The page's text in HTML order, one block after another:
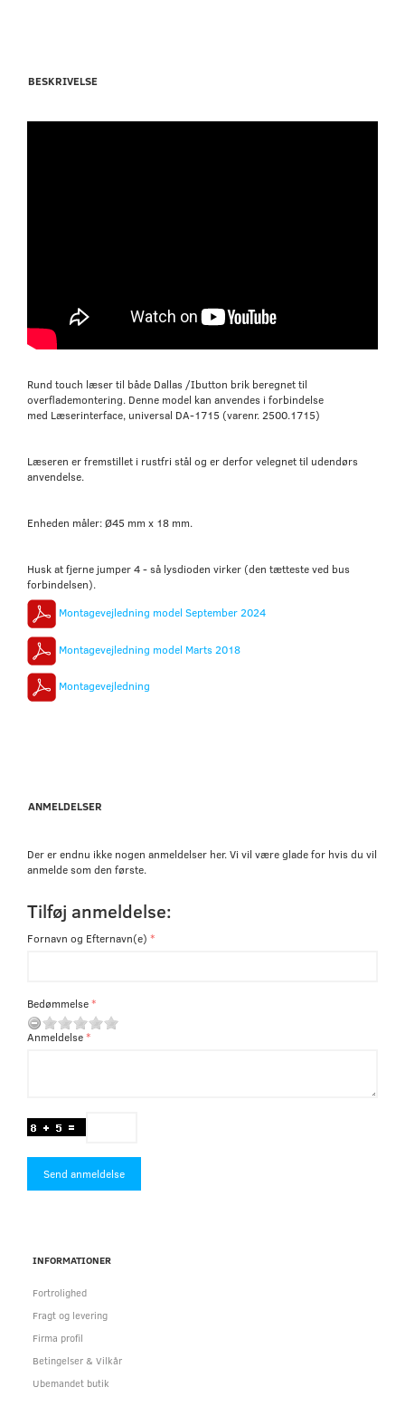
BESKRIVELSE
Rund touch læser til både Dallas /Ibutton brik beregnet til
overflademontering. Denne model kan anvendes i forbindelse
med Læserinterface, universal DA-1715 (varenr. 2500.1715)
Læseren er fremstillet i rustfri stål og er derfor velegnet til udendørs
anvendelse.
Enheden måler: Ø45 mm x 18 mm.
Husk at fjerne jumper 4 - så lysdioden virker (den tætteste ved bus
forbindelsen).
Montagevejledning model September 2024
Montagevejledning model Marts 2018
Montagevejledning
ANMELDELSER
Der er endnu ikke nogen anmeldelser her. Vi vil være glade for hvis du vil
anmelde som den første.
Tilføj anmeldelse:
Fornavn og Efternavn(e)
Bedømmelse
Anmeldelse
Send anmeldelse
INFORMATIONER
Fortrolighed
Fragt og levering
Firma profil
Betingelser & Vilkår
Ubemandet butik